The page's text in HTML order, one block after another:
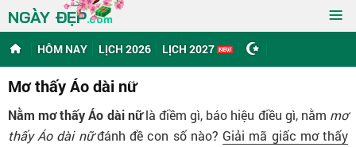
NGÀY ĐẸP.com ≡
HÔM NAY LỊCH 2026 LỊCH 2027
Mơ thấy Áo dài nữ
Nằm mơ thấy Áo dài nữlà điềm gì, báo hiệu điều gì, nằm mơ
thấy Áo dài nữđánh đề con số nào? Giải mã giấc mơ thấy